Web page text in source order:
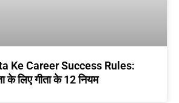
Ke Career Success Rules:
के लिए गीता के 12 नियम